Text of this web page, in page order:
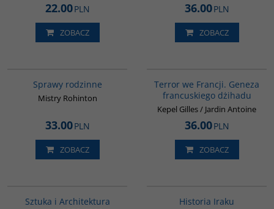
22.00PLN
ZOBACZ
36.00PLN
ZOBACZ
Sprawy rodzinne
Mistry Rohinton
33.00PLN
ZOBACZ
Terror we Francji. Geneza
francuskiego dżihadu
Kepel Gilles / Jardin Antoine
36.00PLN
ZOBACZ
Sztuka i Architektura
Historia Iraku